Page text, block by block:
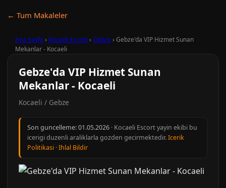
← Tum Makaleler
Ana Sayfa › Kocaeli Escort› Gebze› Gebze'da VIP Hizmet Sunan
Mekanlar - Kocaeli
Gebze'da VIP Hizmet Sunan
Mekanlar - Kocaeli
Kocaeli / Gebze
Son guncelleme:01.05.2026 · Kocaeli Escort yayin ekibi bu
icerigi duzenli araliklarla gozden gecirmektedir.Icerik
Politikasi ·Ihlal Bildir